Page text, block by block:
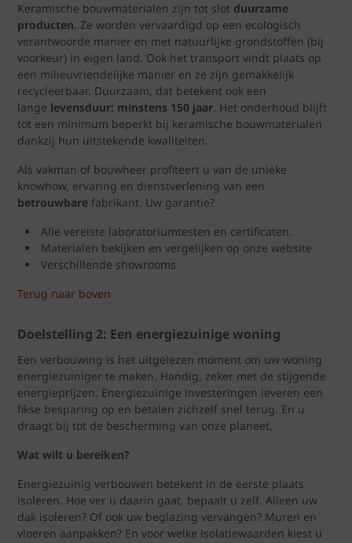
Keramische bouwmaterialen zijn tot slot duurzame
producten. Ze worden vervaardigd op een ecologisch
verantwoorde manier en met natuurlijke grondstoffen (bij
voorkeur) in eigen land. Ook het transport vindt plaats op
een milieuvriendelijke manier en ze zijn gemakkelijk
recycleerbaar. Duurzaam, dat betekent ook een
lange levensduur: minstens 150 jaar. Het onderhoud blijft
tot een minimum beperkt bij keramische bouwmaterialen
dankzij hun uitstekende kwaliteiten.
Als vakman of bouwheer profiteert u van de unieke
knowhow, ervaring en dienstverlening van een
betrouwbare fabrikant. Uw garantie?
Alle vereiste laboratoriumtesten en certificaten.
Materialen bekijken en vergelijken op onze website
Verschillende showrooms
Terug naar boven
Doelstelling 2: Een energiezuinige woning
Een verbouwing is het uitgelezen moment om uw woning
energiezuiniger te maken. Handig, zeker met de stijgende
energieprijzen. Energiezuinige investeringen leveren een
fikse besparing op en betalen zichzelf snel terug. En u
draagt bij tot de bescherming van onze planeet.
Wat wilt u bereiken?
Energiezuinig verbouwen betekent in de eerste plaats
isoleren. Hoe ver u daarin gaat, bepaalt u zelf. Alleen uw
dak isoleren? Of ook uw beglazing vervangen? Muren en
vloeren aanpakken? En voor welke isolatiewaarden kiest u